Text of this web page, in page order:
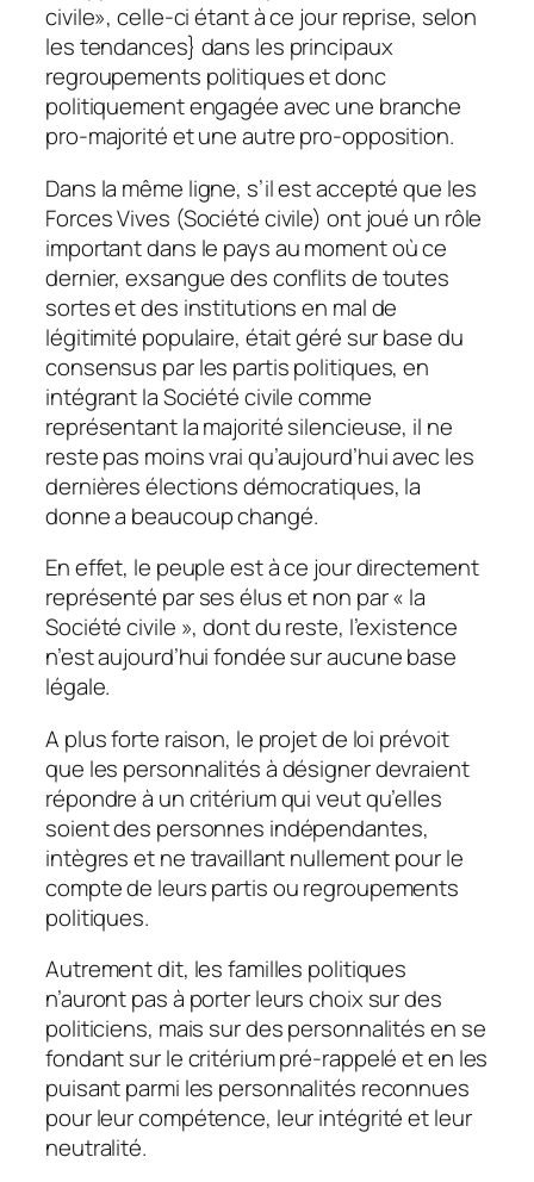
civile», celle-ci étant à ce jour reprise, selon
les tendances} dans les principaux
regroupements politiques et donc
politiquement engagée avec une branche
pro-majorité et une autre pro-opposition.
Dans la même ligne, s’il est accepté que les
Forces Vives (Société civile) ont joué un rôle
important dans le pays au moment où ce
dernier, exsangue des conflits de toutes
sortes et des institutions en mal de
légitimité populaire, était géré sur base du
consensus par les partis politiques, en
intégrant la Société civile comme
représentant la majorité silencieuse, il ne
reste pas moins vrai qu’aujourd’hui avec les
dernières élections démocratiques, la
donne a beaucoup changé.
En effet, le peuple est à ce jour directement
représenté par ses élus et non par « la
Société civile », dont du reste, l’existence
n’est aujourd’hui fondée sur aucune base
légale.
A plus forte raison, le projet de loi prévoit
que les personnalités à désigner devraient
répondre à un critérium qui veut qu’elles
soient des personnes indépendantes,
intègres et ne travaillant nullement pour le
compte de leurs partis ou regroupements
politiques.
Autrement dit, les familles politiques
n’auront pas à porter leurs choix sur des
politiciens, mais sur des personnalités en se
fondant sur le critérium pré-rappelé et en les
puisant parmi les personnalités reconnues
pour leur compétence, leur intégrité et leur
neutralité.